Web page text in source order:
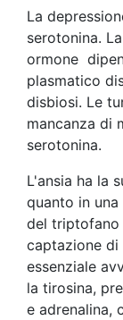
La
serotonina.
ormone
plasmatico
disbiosi. Le
mancanza di
serotonina.
L'ansia ha la
quanto in
del triptofano
captazione di
essenziale
la tirosina,
e adrenalina,